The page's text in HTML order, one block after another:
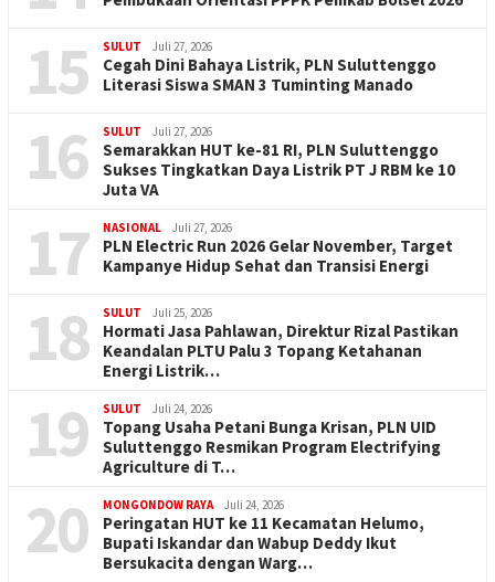
15 SULUT Juli 27, 2026
Cegah Dini Bahaya Listrik, PLN Suluttenggo
Literasi Siswa SMAN 3 Tuminting Manado
16 SULUT Juli 27, 2026
Semarakkan HUT ke-81 RI, PLN Suluttenggo
Sukses Tingkatkan Daya Listrik PT J RBM ke 10
Juta VA
17 NASIONAL Juli 27, 2026
PLN Electric Run 2026 Gelar November, Target
Kampanye Hidup Sehat dan Transisi Energi
18 SULUT Juli 25, 2026
Hormati Jasa Pahlawan, Direktur Rizal Pastikan
Keandalan PLTU Palu 3 Topang Ketahanan
Energi Listrik…
19 SULUT Juli 24, 2026
Topang Usaha Petani Bunga Krisan, PLN UID
Suluttenggo Resmikan Program Electrifying
Agriculture di T…
20 MONGONDOW RAYA Juli 24, 2026
Peringatan HUT ke 11 Kecamatan Helumo,
Bupati Iskandar dan Wabup Deddy Ikut
Bersukacita dengan Warg…